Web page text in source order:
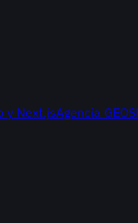
y Next.jsAgencia GEO